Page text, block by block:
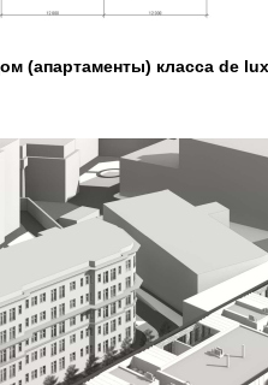
(апартаменты) класса de